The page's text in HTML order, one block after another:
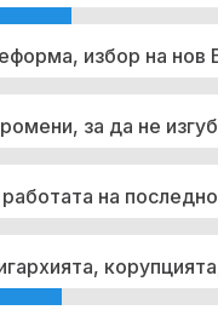
избор на нов
за да не
на